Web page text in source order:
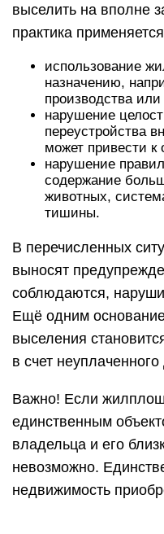
выселить на вполне
практика
использование
назначению,
производства
нарушение
переустройства
может привести
нарушение
содержание
животных,
тишины.
В перечисленных
выносят
соблюдаются,
Ещё одним
выселения
в счет неуплаченного
Важно! Если
единственным
владельца и его
невозможно.
недвижимость